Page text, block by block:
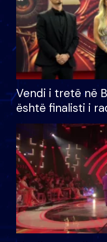
Vendi i tretë në
është finalisti i